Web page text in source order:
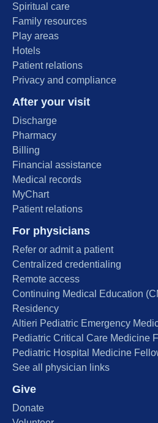
Spiritual care
Family resources
Play areas
Hotels
Patient relations
Privacy and compliance
After your visit
Discharge
Pharmacy
Billing
Financial assistance
Medical records
MyChart
Patient relations
For physicians
Refer or admit a patient
Centralized credentialing
Remote access
Continuing Medical Education
Residency
Altieri Pediatric Emergency
Pediatric Critical Care Medicine
Pediatric Hospital Medicine
See all physician links
Give
Donate